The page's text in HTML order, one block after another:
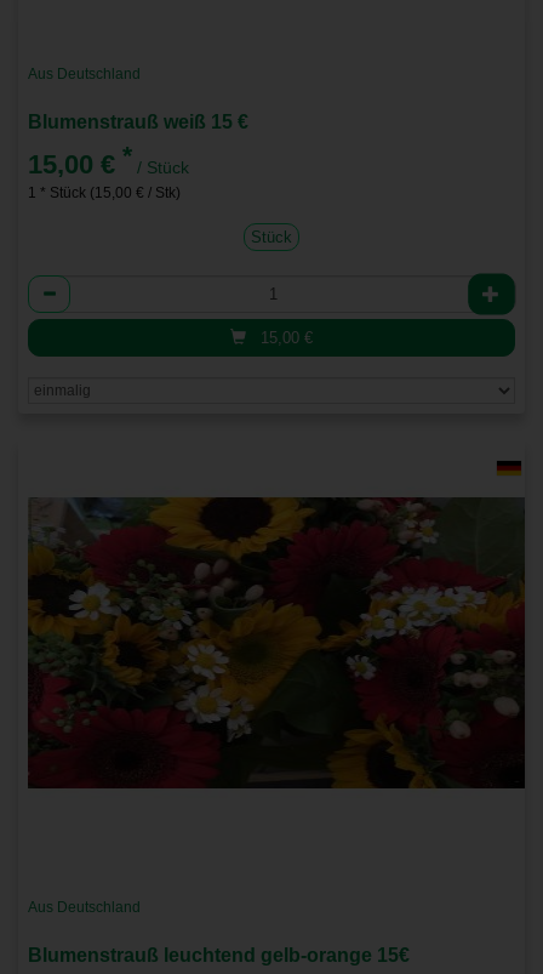
Aus Deutschland
Blumenstrauß weiß 15 €
15,00 € * / Stück
1 * Stück (15,00 € / Stk)
Stück
Anzahl
15,00 €
Aus Deutschland
Blumenstrauß leuchtend gelb-orange 15€